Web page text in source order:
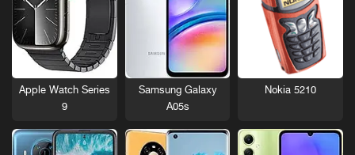
Nokia 5210
Samsung Galaxy
A05s
Apple Watch Series
9